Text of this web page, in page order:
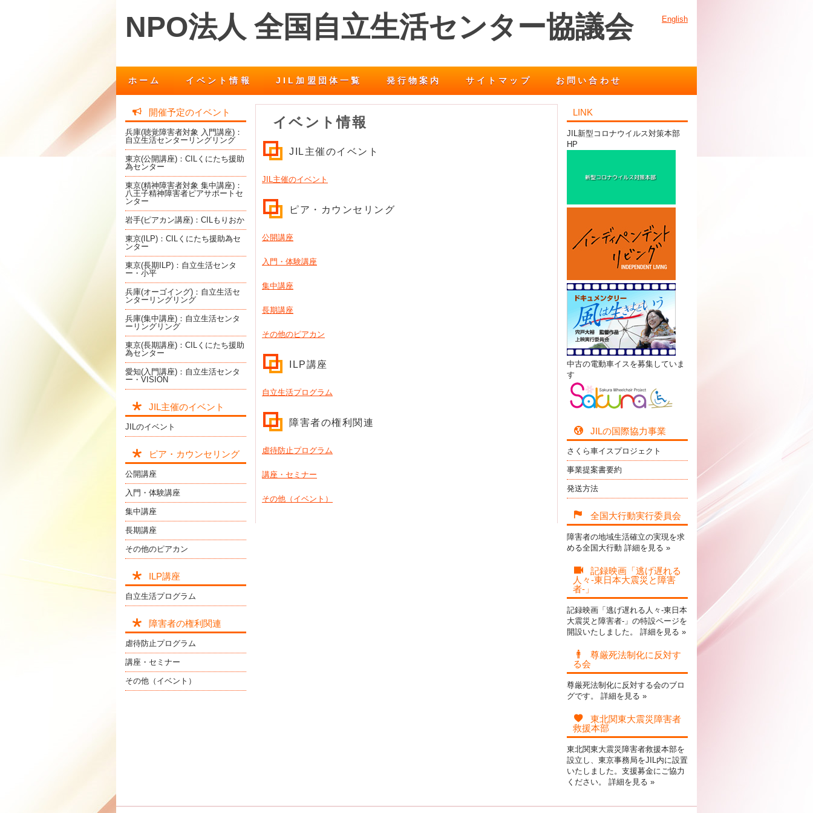
NPO法人 全国自立生活センター協議会 English
ホーム イベント情報 JIL加盟団体一覧 発行物案内 サイトマップ お問い合わせ
イベント情報
JIL主催のイベント
JIL主催のイベント
ピア・カウンセリング
公開講座
入門・体験講座
集中講座
長期講座
その他のピアカン
ILP講座
自立生活プログラム
障害者の権利関連
虐待防止プログラム
講座・セミナー
その他（イベント）
開催予定のイベント
兵庫(聴覚障害者対象 入門講座)：
自立生活センターリングリング
東京(公開講座)：CILくにたち援助
為センター
東京(精神障害者対象 集中講座)：
八王子精神障害者ピアサポートセ
ンター
岩手(ピアカン講座)：CILもりおか
東京(ILP)：CILくにたち援助為セ
ンター
東京(長期ILP)：自立生活センタ
ー・小平
兵庫(オーゴイング)：自立生活セ
ンターリングリング
兵庫(集中講座)：自立生活センタ
ーリングリング
東京(長期講座)：CILくにたち援助
為センター
愛知(入門講座)：自立生活センタ
ー・VISION
JIL主催のイベント
JILのイベント
ピア・カウンセリング
公開講座
入門・体験講座
集中講座
長期講座
その他のピアカン
ILP講座
自立生活プログラム
障害者の権利関連
虐待防止プログラム
講座・セミナー
その他（イベント）
LINK
JIL新型コロナウイルス対策本部
HP
中古の電動車イスを募集していま
す
JILの国際協力事業
さくら車イスプロジェクト
事業提案書要約
発送方法
全国大行動実行委員会
障害者の地域生活確立の実現を求
める全国大行動 詳細を見る »
記録映画「逃げ遅れる
人々-東日本大震災と障害
者-」
記録映画「逃げ遅れる人々-東日本
大震災と障害者-」の特設ページを
開設いたしました。 詳細を見る »
尊厳死法制化に反対す
る会
尊厳死法制化に反対する会のブロ
グです。 詳細を見る »
東北関東大震災障害者
救援本部
東北関東大震災障害者救援本部を
設立し、東京事務局をJIL内に設置
いたしました。支援募金にご協力
ください。 詳細を見る »